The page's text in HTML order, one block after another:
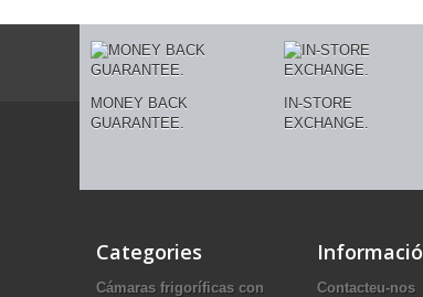
MONEY BACK
GUARANTEE.
IN-STORE
EXCHANGE.
Categories
Cámaras frigoríficas con
Informació
Contacteu-nos